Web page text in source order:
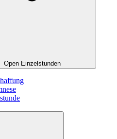
Open Einzelstunden